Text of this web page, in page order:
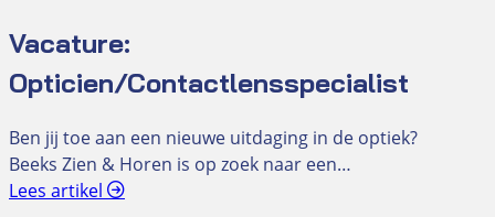
Vacature:
Opticien/Contactlensspecialist
Ben jij toe aan een nieuwe uitdaging in de optiek?
Beeks Zien & Horen is op zoek naar een…
Lees artikel